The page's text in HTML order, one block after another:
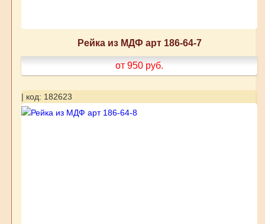
Рейка из МДФ арт 186-64-7
от 950 руб.
| код: 182623